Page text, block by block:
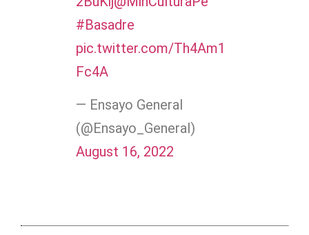
#Basadre
pic.twitter.com/Th4Am1
Fc4A
— Ensayo General
(@Ensayo_General)
August 16, 2022